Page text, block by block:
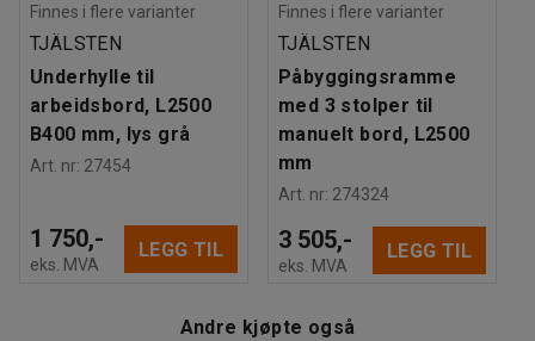
oppbevaring. Du kan bygge på arbeidsbordet med en
påbyggsramme for søyler, hyller og verktøytavle, hvis du
trenger ekstra oppbevaringsplass.
Du bør også vurdere å kjøpe en terskelbro for å unngå
hindringer på veien, samt ekstra tilbehør som bokser,
etiketter og kroksett for verktøytavle for smart og
Dekktype: Massivgummi
Anbefalt antall personer til håndtering:
Beregnet håndteringstid/person: 45 Min
Vekt : 70,04 kg
Montering
Leveres umontert
Finnes i flere varianter
TJÄLSTEN
Underhylle til
arbeidsbord, L2500
B400 mm, lys grå
Art. nr: 27454
1 750,-
eks. MVA
LEGG TIL
Finnes i flere varianter
TJÄLSTEN
Påbyggingsramme
med 3 stolper til
manuelt bord, L2500
mm
Art. nr: 274324
3 505,-
eks. MVA
LEGG TIL
Andre kjøpte også